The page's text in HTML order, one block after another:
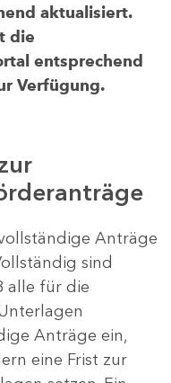
aktualisiert.
die
entsprechend
Verfügung.
Anträge
sind
alle für die
Anträge ein,
eine Frist zur